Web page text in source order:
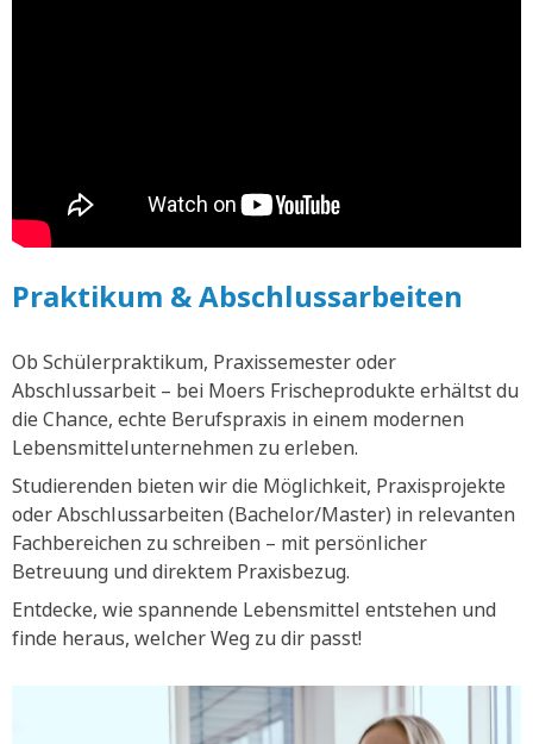
Praktikum & Abschlussarbeiten
Ob Schülerpraktikum, Praxissemester oder
Abschlussarbeit – bei Moers Frischeprodukte erhältst du
die Chance, echte Berufspraxis in einem modernen
Lebensmittelunternehmen zu erleben.
Studierenden bieten wir die Möglichkeit, Praxisprojekte
oder Abschlussarbeiten (Bachelor/Master) in relevanten
Fachbereichen zu schreiben – mit persönlicher
Betreuung und direktem Praxisbezug.
Entdecke, wie spannende Lebensmittel entstehen und
finde heraus, welcher Weg zu dir passt!